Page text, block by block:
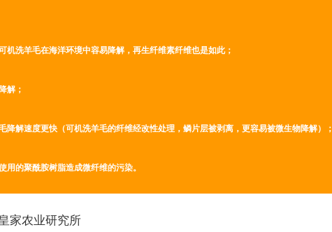
洗羊毛在海洋环境中容易降解，再生纤维素纤维也是如此；
解；
解速度更快（可机洗羊毛的纤维经改性处理，鳞片层被剥离，更容易被微生物降解）；
的聚酰胺树脂造成微纤维的污染。
家农业研究所